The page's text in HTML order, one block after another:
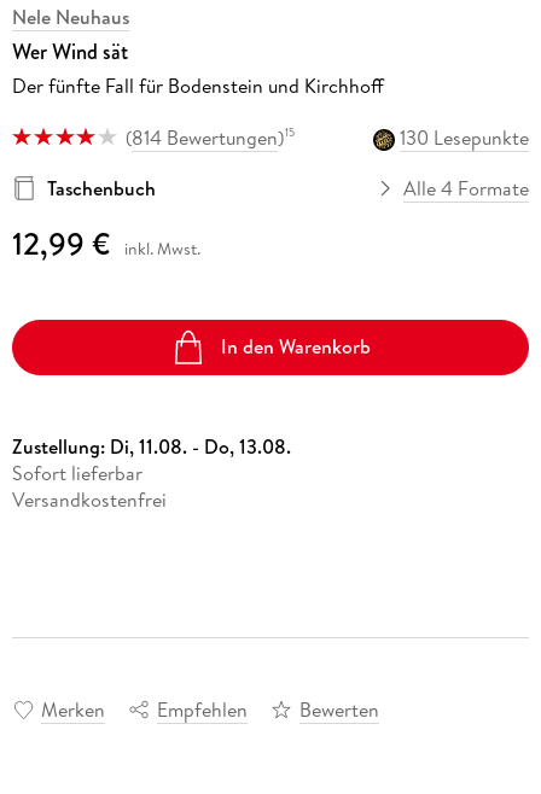
Nele Neuhaus
Wer Wind sät
Der fünfte Fall für Bodenstein und Kirchhoff
(814 Bewertungen)15
130 Lesepunkte
Taschenbuch
Alle 4 Formate
12,99 € inkl. Mwst.
In den Warenkorb
Zustellung: Di, 11.08. - Do, 13.08.
Sofort lieferbar
Versandkostenfrei
Merken Empfehlen Bewerten